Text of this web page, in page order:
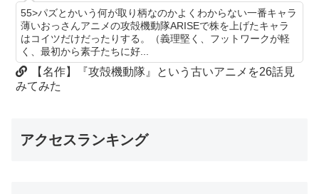
55>パズとかいう何が取り柄なのかよくわからない一番キャラ
薄いおっさんアニメの攻殻機動隊ARISEで株を上げたキャラ
はコイツだけだったりする。（義理堅く、フットワークが軽
く、最初から素子たちに好...
【名作】『攻殻機動隊』という古いアニメを26話見
みてみた
アクセスランキング